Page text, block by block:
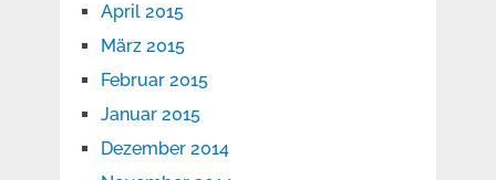
April 2015
März 2015
Februar 2015
Januar 2015
Dezember 2014